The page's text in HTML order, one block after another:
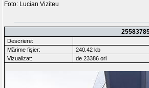
Foto: Lucian Viziteu
Descriere:
Mărime fişier:
240.42 kb
Vizualizat:
de 23386 ori